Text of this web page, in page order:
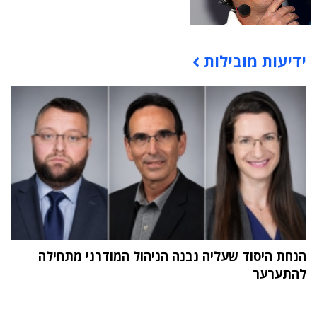
תוכן פרסומי
ידיעות מובילות
הנחת היסוד שעליה נבנה הניהול המודרני מתחילה
להתערער